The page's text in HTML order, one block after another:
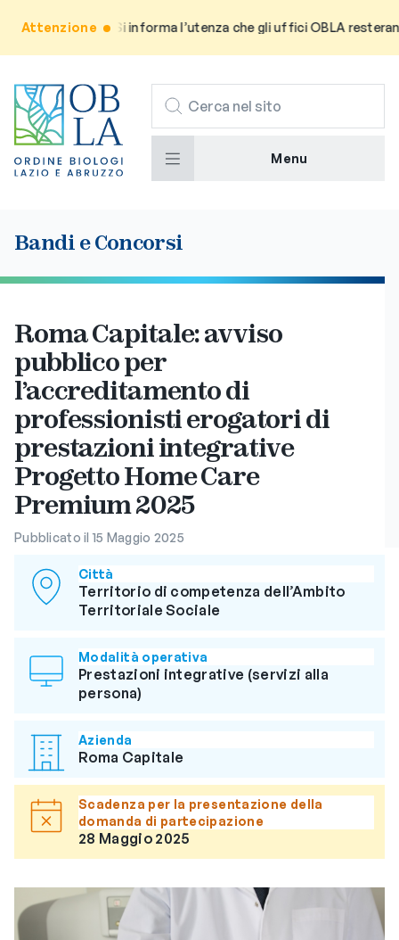
Attenzione
Avviso: Si informa l’utenza che gli uffici OBLA resteranno
CERCA
Menu
Bandi e Concorsi
Roma Capitale: avviso
pubblico per
l’accreditamento di
professionisti erogatori di
prestazioni integrative
Progetto Home Care
Premium 2025
Pubblicato il 15 Maggio 2025
Città
Territorio di competenza dell’Ambito
Territoriale Sociale
Modalità operativa
Prestazioni integrative (servizi alla
persona)
Azienda
Roma Capitale
Scadenza per la presentazione della
domanda di partecipazione
28 Maggio 2025